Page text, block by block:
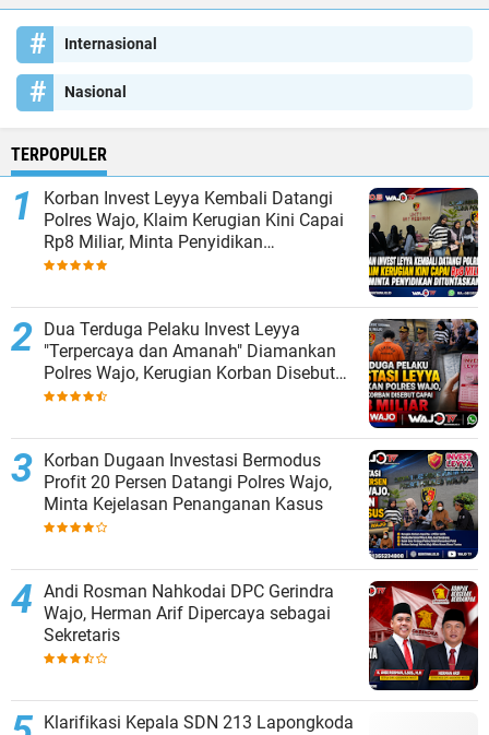
Internasional
Nasional
TERPOPULER
Korban Invest Leyya Kembali Datangi
Polres Wajo, Klaim Kerugian Kini Capai
Rp8 Miliar, Minta Penyidikan
Dituntaskan
Dua Terduga Pelaku Invest Leyya
"Terpercaya dan Amanah" Diamankan
Polres Wajo, Kerugian Korban Disebut
Capai Rp8 Miliar
Korban Dugaan Investasi Bermodus
Profit 20 Persen Datangi Polres Wajo,
Minta Kejelasan Penanganan Kasus
Andi Rosman Nahkodai DPC Gerindra
Wajo, Herman Arif Dipercaya sebagai
Sekretaris
Klarifikasi Kepala SDN 213 Lapongkoda